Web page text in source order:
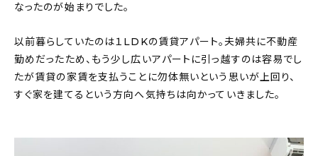
なったのが始まりでした。
以前暮らしていたのは１LDKの賃貸アパート。夫婦共に不動産
勤めだったため、もう少し広いアパートに引っ越すのは容易でし
たが賃貸の家賃を支払うことに勿体無いという思いが上回り、
すぐ家を建てるという方向へ気持ちは向かっていきました。